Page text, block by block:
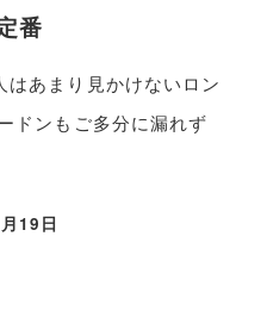
番
はあまり見かけないロン
ドンもご多分に漏れず
19日